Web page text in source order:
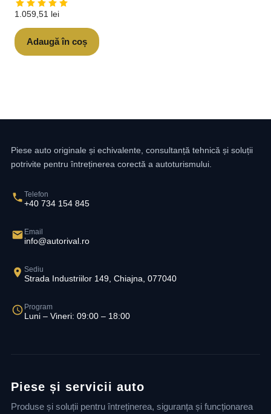
1.059,51 lei
Adaugă în coș
Piese auto originale și echivalente, consultanță tehnică și soluții
potrivite pentru întreținerea corectă a autoturismului.
Telefon
+40 734 154 845
Email
info@autorival.ro
Sediu
Strada Industriilor 149, Chiajna, 077040
Program
Luni – Vineri: 09:00 – 18:00
Piese și servicii auto
Produse și soluții pentru întreținerea, siguranța și funcționarea